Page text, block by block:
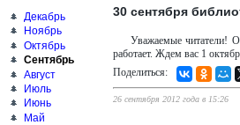
Декабрь
Ноябрь
Октябрь
Сентябрь
Август
Июль
Июнь
Май
30 сентября
Уважаемые читатели!
работает. Ждем вас 1
Поделиться:
26 сентября 2012 года в 15:26